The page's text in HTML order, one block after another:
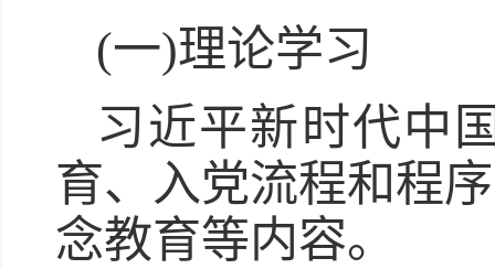
(一)理论学习
习近平新时代中
育、入党流程和程
念教育等内容。